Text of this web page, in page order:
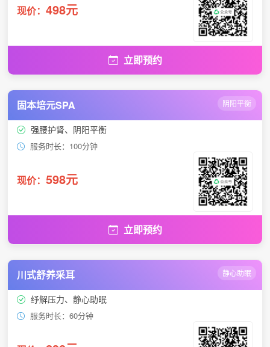
现价： 498元
立即预约
固本培元SPA 阴阳平衡
强腰护肾、阴阳平衡
服务时长：100分钟
现价： 598元
立即预约
川式舒养采耳 静心助眠
纾解压力、静心助眠
服务时长：60分钟